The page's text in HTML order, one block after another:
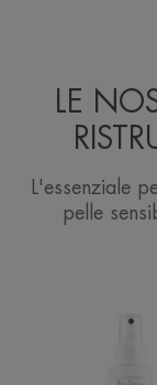
LE
L'essenziale
pelle